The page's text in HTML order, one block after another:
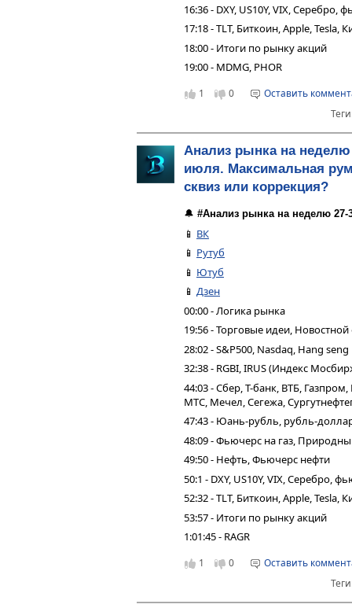
16:36 - DXY, US10Y, VIX,
17:18 - TLT, Биткоин, Apple, Tesla,
18:00 - Итоги по рынку акций
19:00 - MDMG, PHOR
1 0
Оставить
Анализ рынка на неделю
июля. Максимальная
сквиз или коррекция?
🔔 #Анализ рынка на неделю
📱 ВК
📱 Рутуб
📱 Ютуб
📱 Дзен
00:00 - Логика рынка
19:56 - Торговые идеи,
28:02 - S&P500, Nasdaq, Hang seng
32:38 - RGBI, IRUS (Индекс
44:03 - Сбер, Т-банк, ВТБ,
МТС, Мечел, Сегежа,
47:43 - Юань-рубль, рубль-
48:09 - Фьючерс на газ,
49:50 - Нефть, Фьючерс нефти
50:1 - DXY, US10Y, VIX, Серебро,
52:32 - TLT, Биткоин, Apple, Tesla,
53:57 - Итоги по рынку акций
1:01:45 - RAGR
1 0
Оставить